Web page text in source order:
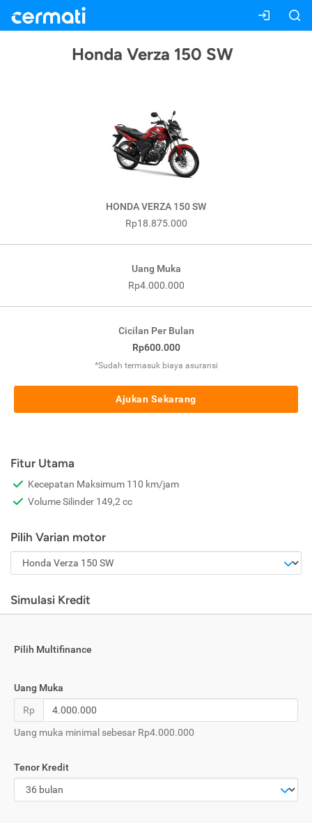
Honda Verza 150 SW
HONDA VERZA 150 SW
Rp18.875.000
Uang Muka
Rp4.000.000
Cicilan Per Bulan
Rp600.000
*Sudah termasuk biaya asuransi
Ajukan Sekarang
Fitur Utama
Kecepatan Maksimum 110 km/jam
Volume Silinder 149,2 cc
Pilih Varian motor
Simulasi Kredit
Pilih Multifinance
Uang Muka
Rp
Uang muka minimal sebesar Rp4.000.000
Tenor Kredit